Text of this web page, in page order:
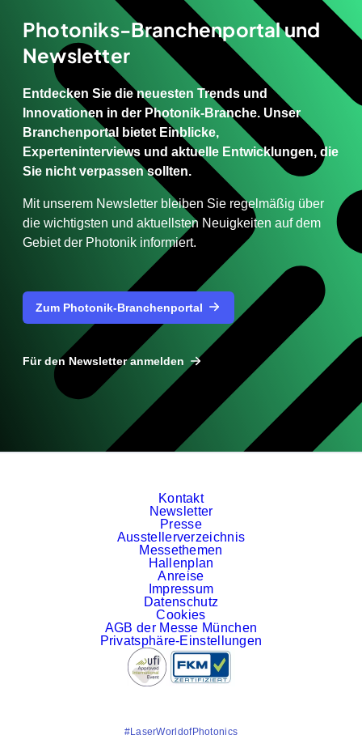
Photoniks-Branchenportal und
Newsletter
Entdecken Sie die neuesten Trends und
Innovationen in der Photonik-Branche. Unser
Branchenportal bietet Einblicke,
Experteninterviews und aktuelle Entwicklungen, die
Sie nicht verpassen sollten.
Mit unserem Newsletter bleiben Sie regelmäßig über
die wichtigsten und aktuellsten Neuigkeiten auf dem
Gebiet der Photonik informiert.
Zum Photonik-Branchenportal
Für den Newsletter anmelden
Kontakt
Newsletter
Presse
Ausstellerverzeichnis
Messethemen
Hallenplan
Anreise
Impressum
Datenschutz
Cookies
AGB der Messe München
Privatsphäre-Einstellungen
#LaserWorldofPhotonics